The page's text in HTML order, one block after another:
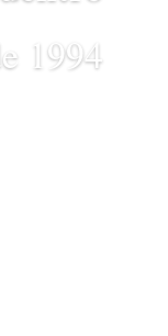
1994